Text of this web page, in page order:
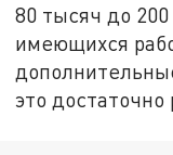
80 тысяч до
имеющихся
это